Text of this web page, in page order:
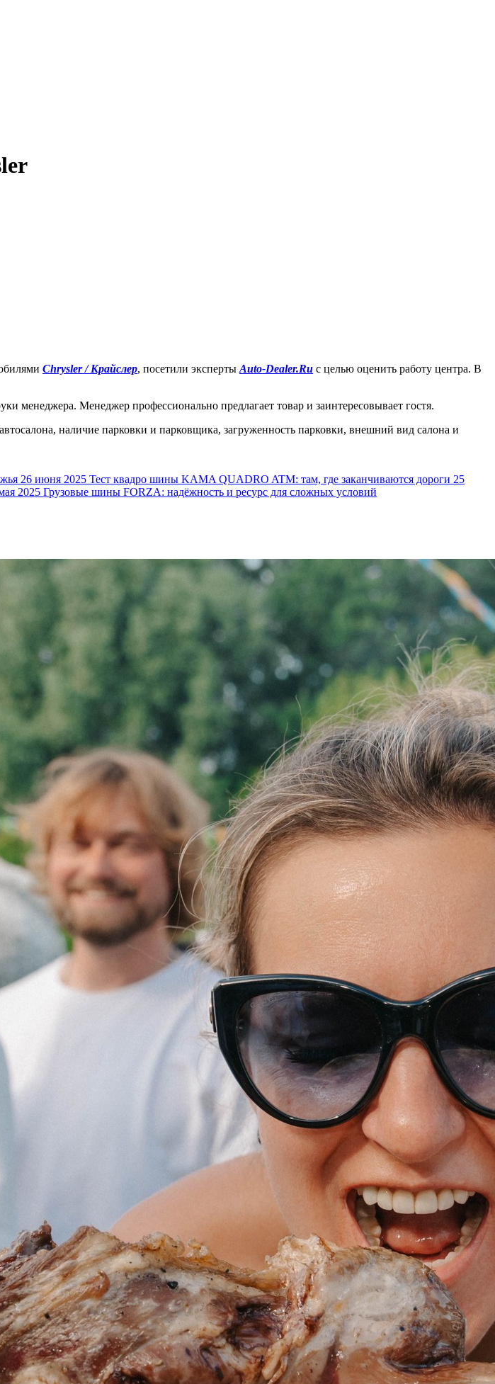
Chrysler / Крайслер, посетили эксперты Auto-Dealer.Ru с целью оценить работу центра. В
менеджера. Менеджер профессионально предлагает товар и заинтересовывает гостя.
наличие парковки и парковщика, загруженность парковки, внешний вид салона и
26 июня 2025 Тест квадро шины KAMA QUADRO ATM: там, где заканчиваются дороги 25
2025 Грузовые шины FORZA: надёжность и ресурс для сложных условий